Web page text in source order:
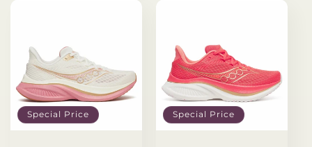
Special Price Special Price